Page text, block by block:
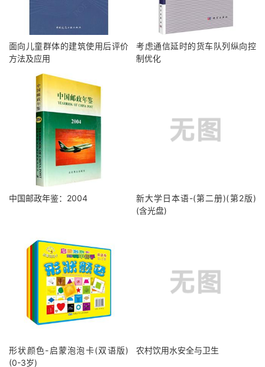
面向儿童群体的建筑使用后评价
方法及应用
考虑通信延时的货车队列纵向控
制优化
中国邮政年鉴：2004
新大学日本语-(第二册)(第2版)
(含光盘)
形状颜色-启蒙泡泡卡(双语版)
(0-3岁)
农村饮用水安全与卫生